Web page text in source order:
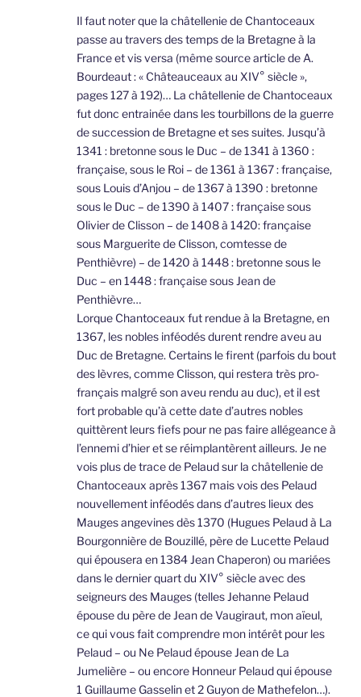
Il faut noter que la châtellenie de Chantoceaux
passe au travers des temps de la Bretagne à la
France et vis versa (même source article de A.
Bourdeaut : « Châteauceaux au XIV° siècle »,
pages 127 à 192)… La châtellenie de Chantoceaux
fut donc entrainée dans les tourbillons de la guerre
de succession de Bretagne et ses suites. Jusqu’à
1341 : bretonne sous le Duc – de 1341 à 1360 :
française, sous le Roi – de 1361 à 1367 : française,
sous Louis d’Anjou – de 1367 à 1390 : bretonne
sous le Duc – de 1390 à 1407 : française sous
Olivier de Clisson – de 1408 à 1420: française
sous Marguerite de Clisson, comtesse de
Penthièvre) – de 1420 à 1448 : bretonne sous le
Duc – en 1448 : française sous Jean de
Penthièvre…
Lorque Chantoceaux fut rendue à la Bretagne, en
1367, les nobles inféodés durent rendre aveu au
Duc de Bretagne. Certains le firent (parfois du bout
des lèvres, comme Clisson, qui restera très pro-
français malgré son aveu rendu au duc), et il est
fort probable qu’à cette date d’autres nobles
quittèrent leurs fiefs pour ne pas faire allégeance à
l’ennemi d’hier et se réimplantèrent ailleurs. Je ne
vois plus de trace de Pelaud sur la châtellenie de
Chantoceaux après 1367 mais vois des Pelaud
nouvellement inféodés dans d’autres lieux des
Mauges angevines dès 1370 (Hugues Pelaud à La
Bourgonnière de Bouzillé, père de Lucette Pelaud
qui épousera en 1384 Jean Chaperon) ou mariées
dans le dernier quart du XIV° siècle avec des
seigneurs des Mauges (telles Jehanne Pelaud
épouse du père de Jean de Vaugiraut, mon aïeul,
ce qui vous fait comprendre mon intérêt pour les
Pelaud – ou Ne Pelaud épouse Jean de La
Jumelière – ou encore Honneur Pelaud qui épouse
1 Guillaume Gasselin et 2 Guyon de Mathefelon…).